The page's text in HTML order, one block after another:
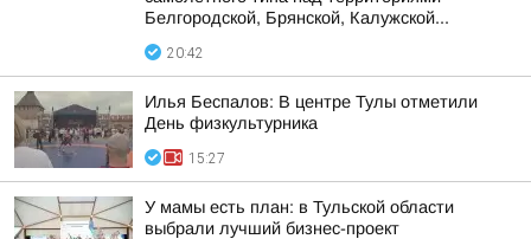
Белгородской, Брянской, Калужской...
20:42
Илья Беспалов: В центре Тулы отметили
День физкультурника
15:27
У мамы есть план: в Тульской области
выбрали лучший бизнес-проект